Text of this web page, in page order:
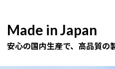
Made in Japan
安心の国内生産で、高品質の